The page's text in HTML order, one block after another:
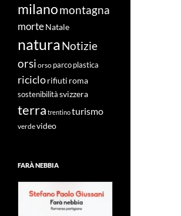
milanomontagna
morteNatale
naturaNotizie
orsi orso parco plastica
riciclorifiuti roma
sostenibilità svizzera
terra trentinoturismo
verdevideo
FARÀ NEBBIA